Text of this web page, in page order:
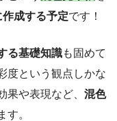
成する予定です！
る基礎知識も固めて
度という観点しかな
や表現など、 混色
す。